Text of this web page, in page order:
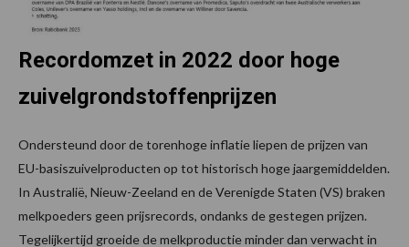
Recordomzet in 2022 door hoge
zuivelgrondstoffenprijzen
Ondersteund door de torenhoge inflatie liepen de prijzen van
EU-basiszuivelproducten op tot historisch hoge jaargemiddelden.
In Australië, Nieuw-Zeeland en de Verenigde Staten (VS) braken
melkpoeders geen prijsrecords, ondanks de gestegen prijzen.
Tegelijkertijd groeide de melkproductie minder dan verwacht in